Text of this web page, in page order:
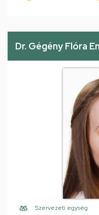
Dr. Gégény Flóra
Szervezeti egység